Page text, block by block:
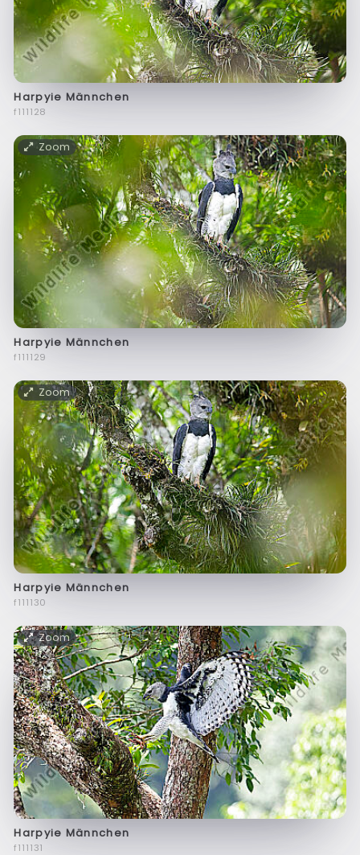
Harpyie Männchen
f111128
Zoom
Harpyie Männchen
f111129
Zoom
Harpyie Männchen
f111130
Zoom
Harpyie Männchen
f111131